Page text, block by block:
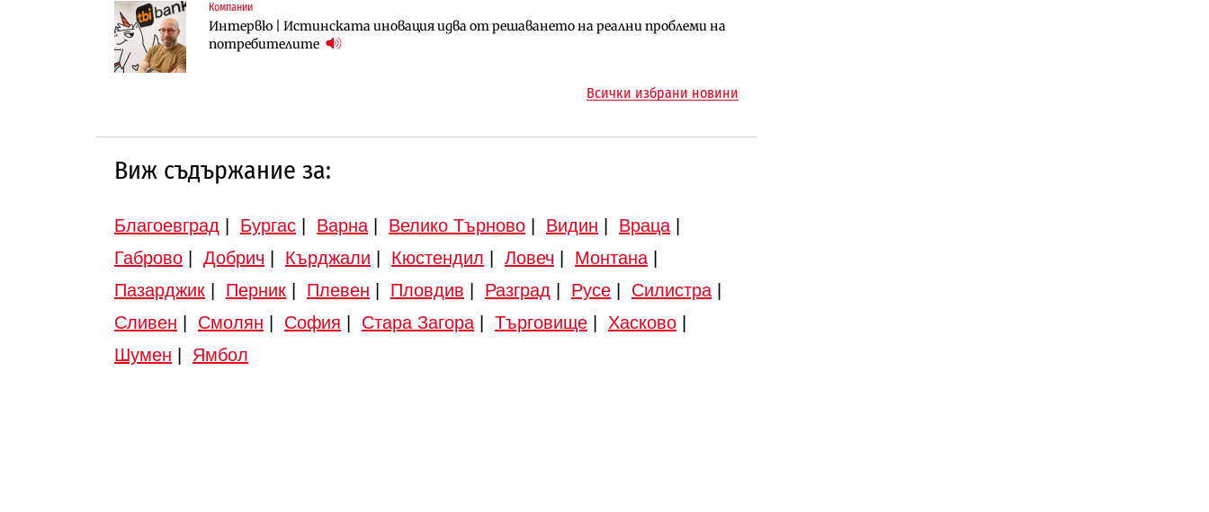
Компании
Интервю | Истинската иновация идва от решаването на реални проблеми на
потребителите
Инфраструктура
АПИ възложи промяната на парцеларния план за магистралата Русе – Велико
Търново
Инфраструктура
Вторият мост над Варненското езеро става част от бъдещата магистрала
„Черно море“
Всички избрани новини
Виж съдържание за:
Благоевград Бургас Варна Велико Търново Видин Враца
Габрово
Добрич Кърджали Кюстендил Ловеч Монтана
Пазарджик
Перник Плевен Пловдив Разград Русе Силистра
Сливен
Смолян София Стара Загора Търговище Хасково
Шумен
Ямбол